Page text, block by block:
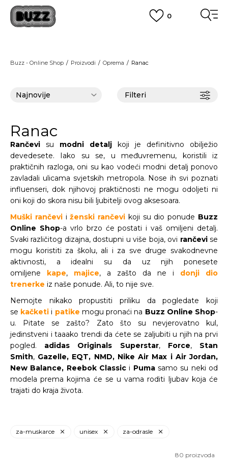
0
PLAĆANJE NA RATE
do 6 mjesečnih rata bez kamatePogledaj više
CLICK & COLLECT
Plati karticom online i preuzmi u BUZZ shopu po tvom izboru
Buzz - Online Shop Proizvodi Oprema Ranac
Filteri
Ranac
Rančevi su modni detalj koji je definitivno obilježio
devedesete. Iako su se, u međuvremenu, koristili iz
praktičnih razloga, oni su kao vodeći modni detalj ponovo
zavladali ulicama svjetskih metropola. Nose ih svi poznati
influenseri, dok njihovoj praktičnosti ne mogu odoljeti ni
oni koji do skora nisu bili ljubitelji ovog aksesoara.
Muški rančeviiženski rančevi koji su dio ponude Buzz
Online Shop-a vrlo brzo će postati i vaš omiljeni detalj.
Svaki različitog dizajna, dostupni u više boja, ovi rančevise
mogu koristiti za školu, ali i za sve druge svakodnevne
aktivnosti, a idealni su da uz njih ponesete
omiljene kape, majice, a zašto da ne i donji dio
trenerke iz naše ponude. Ali, to nije sve.
Nemojte nikako propustiti priliku da pogledate koji
se kačketi i patike mogu pronaći na Buzz Online Shop-
u. Pitate se zašto? Zato što su nevjerovatno kul,
jedinstveni i taaako trendi da ćete se zaljubiti u njih na prvi
pogled. adidas Originals Superstar, Force, Stan
Smith, Gazelle, EQT, NMD, Nike Air Max i Air Jordan,
New Balance, Reebok Classici Pumasamo su neki od
modela prema kojima će se u vama roditi ljubav koja će
trajati do kraja života.
za-muskarce unisex za-odrasle
80 proizvoda